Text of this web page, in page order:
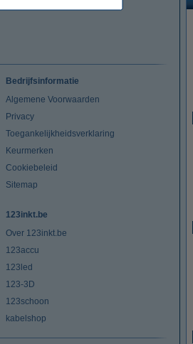
Bedrijfsinformatie
Algemene Voorwaarden
Privacy
Toegankelijkheidsverklaring
Keurmerken
Cookiebeleid
Sitemap
123inkt.be
Over 123inkt.be
123accu
123led
123-3D
123schoon
kabelshop